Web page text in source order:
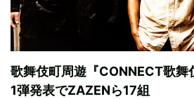
歌舞伎町周遊『CONNECT歌舞
1弾発表でZAZENら17組